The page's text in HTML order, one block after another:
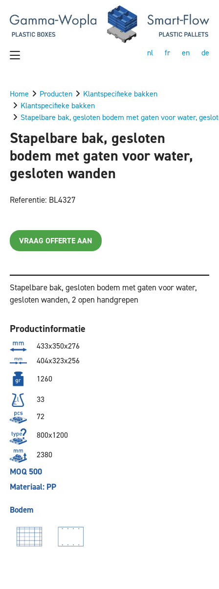
nl fr en de
Home Producten
Klantspecifieke bakken
Klantspecifieke bakken
Stapelbare bak, gesloten bodem met gaten voor water,
Stapelbare bak, gesloten
bodem met gaten voor water,
gesloten wanden
Referentie: BL4327
VRAAG OFFERTE AAN
Stapelbare bak, gesloten bodem met gaten voor water,
gesloten wanden, 2 open handgrepen
Productinformatie
433x350x276
404x323x256
1260
33
72
800x1200
2380
MOQ 500
Materiaal: PP
Bodem